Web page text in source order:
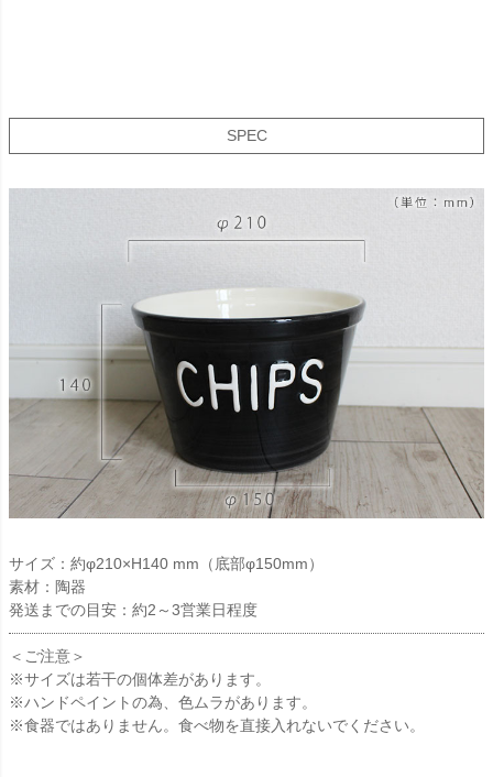
SPEC
サイズ：約φ210×H140 mm（底部φ150mm）
素材：陶器
発送までの目安：約2～3営業日程度
＜ご注意＞
※サイズは若干の個体差があります。
※ハンドペイントの為、色ムラがあります。
※食器ではありません。食べ物を直接入れないでください。